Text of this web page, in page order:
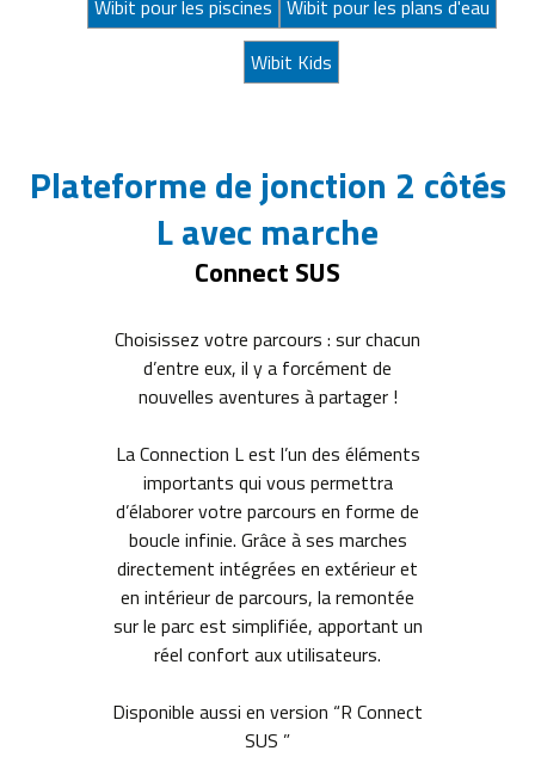
Wibit pour les piscines Wibit pour les plans d'eau
Wibit Kids
Plateforme de jonction 2 côtés
L avec marche
Connect SUS
Choisissez votre parcours : sur chacun
d’entre eux, il y a forcément de
nouvelles aventures à partager !
La Connection L est l’un des éléments
importants qui vous permettra
d’élaborer votre parcours en forme de
boucle infinie. Grâce à ses marches
directement intégrées en extérieur et
en intérieur de parcours, la remontée
sur le parc est simplifiée, apportant un
réel confort aux utilisateurs.
Disponible aussi en version “R Connect
SUS ”